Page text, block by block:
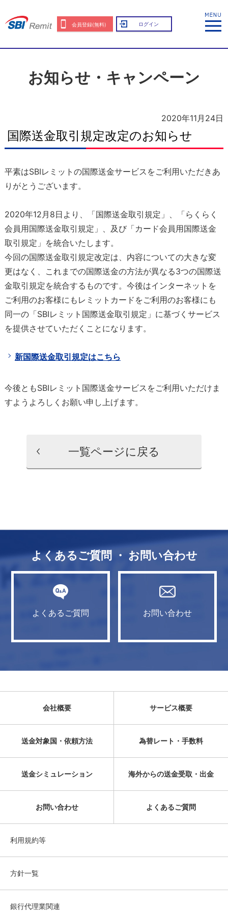
会員登録(無料) ログイン
お知らせ・キャンペーン
2020年11月24日
国際送金取引規定改定のお知らせ
平素はSBIレミットの国際送金サービスをご利用いただきあ
りがとうございます。
2020年12月8日より、「国際送金取引規定」、「らくらく
会員用国際送金取引規定」、及び「カード会員用国際送金
取引規定」を統合いたします。
今回の国際送金取引規定改定は、内容についての大きな変
更はなく、これまでの国際送金の方法が異なる3つの国際送
金取引規定を統合するものです。今後はインターネットを
ご利用のお客様にもレミットカードをご利用のお客様にも
同一の「SBIレミット国際送金取引規定」に基づくサービス
を提供させていただくことになります。
新国際送金取引規定はこちら
今後ともSBIレミット国際送金サービスをご利用いただけま
すようよろしくお願い申し上げます。
一覧ページに戻る
よくあるご質問 ・ お問い合わせ
よくあるご質問 お問い合わせ
会社概要 サービス概要
送金対象国・依頼方法 為替レート・手数料
送金シミュレーション 海外からの送金受取・出金
お問い合わせ よくあるご質問
利用規約等
方針一覧
銀行代理業関連